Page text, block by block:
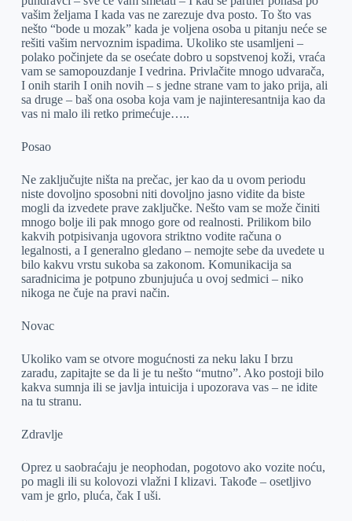
vašim željama I kada vas ne zarezuje dva posto. To što vas
nešto “bode u mozak” kada je voljena osoba u pitanju neće se
rešiti vašim nervoznim ispadima. Ukoliko ste usamljeni –
polako počinjete da se osećate dobro u sopstvenoj koži, vraća
vam se samopouzdanje I vedrina. Privlačite mnogo udvarača,
I onih starih I onih novih – s jedne strane vam to jako prija, ali
sa druge – baš ona osoba koja vam je najinteresantnija kao da
vas ni malo ili retko primećuje…..
Posao
Ne zaključujte ništa na prečac, jer kao da u ovom periodu
niste dovoljno sposobni niti dovoljno jasno vidite da biste
mogli da izvedete prave zaključke. Nešto vam se može činiti
mnogo bolje ili pak mnogo gore od realnosti. Prilikom bilo
kakvih potpisivanja ugovora striktno vodite računa o
legalnosti, a I generalno gledano – nemojte sebe da uvedete u
bilo kakvu vrstu sukoba sa zakonom. Komunikacija sa
saradnicima je potpuno zbunjujuća u ovoj sedmici – niko
nikoga ne čuje na pravi način.
Novac
Ukoliko vam se otvore mogućnosti za neku laku I brzu
zaradu, zapitajte se da li je tu nešto “mutno”. Ako postoji bilo
kakva sumnja ili se javlja intuicija i upozorava vas – ne idite
na tu stranu.
Zdravlje
Oprez u saobraćaju je neophodan, pogotovo ako vozite noću,
po magli ili su kolovozi vlažni I klizavi. Takođe – osetljivo
vam je grlo, pluća, čak I uši.